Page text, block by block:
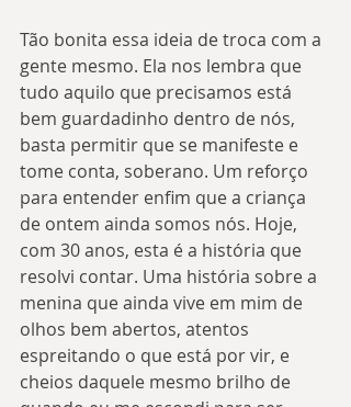
Tão bonita essa ideia de troca com a
gente mesmo. Ela nos lembra que
tudo aquilo que precisamos está
bem guardadinho dentro de nós,
basta permitir que se manifeste e
tome conta, soberano. Um reforço
para entender enfim que a criança
de ontem ainda somos nós. Hoje,
com 30 anos, esta é a história que
resolvi contar. Uma história sobre a
menina que ainda vive em mim de
olhos bem abertos, atentos
espreitando o que está por vir, e
cheios daquele mesmo brilho de